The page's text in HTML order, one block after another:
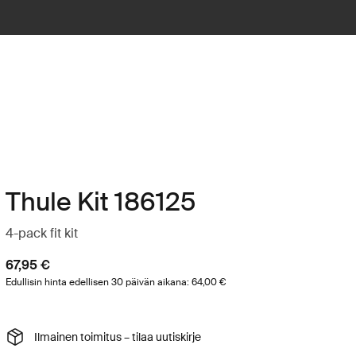
Thule Kit 186125
4-pack fit kit
67,95 €
Edullisin hinta edellisen 30 päivän aikana: 64,00 €
Ilmainen toimitus – tilaa uutiskirje